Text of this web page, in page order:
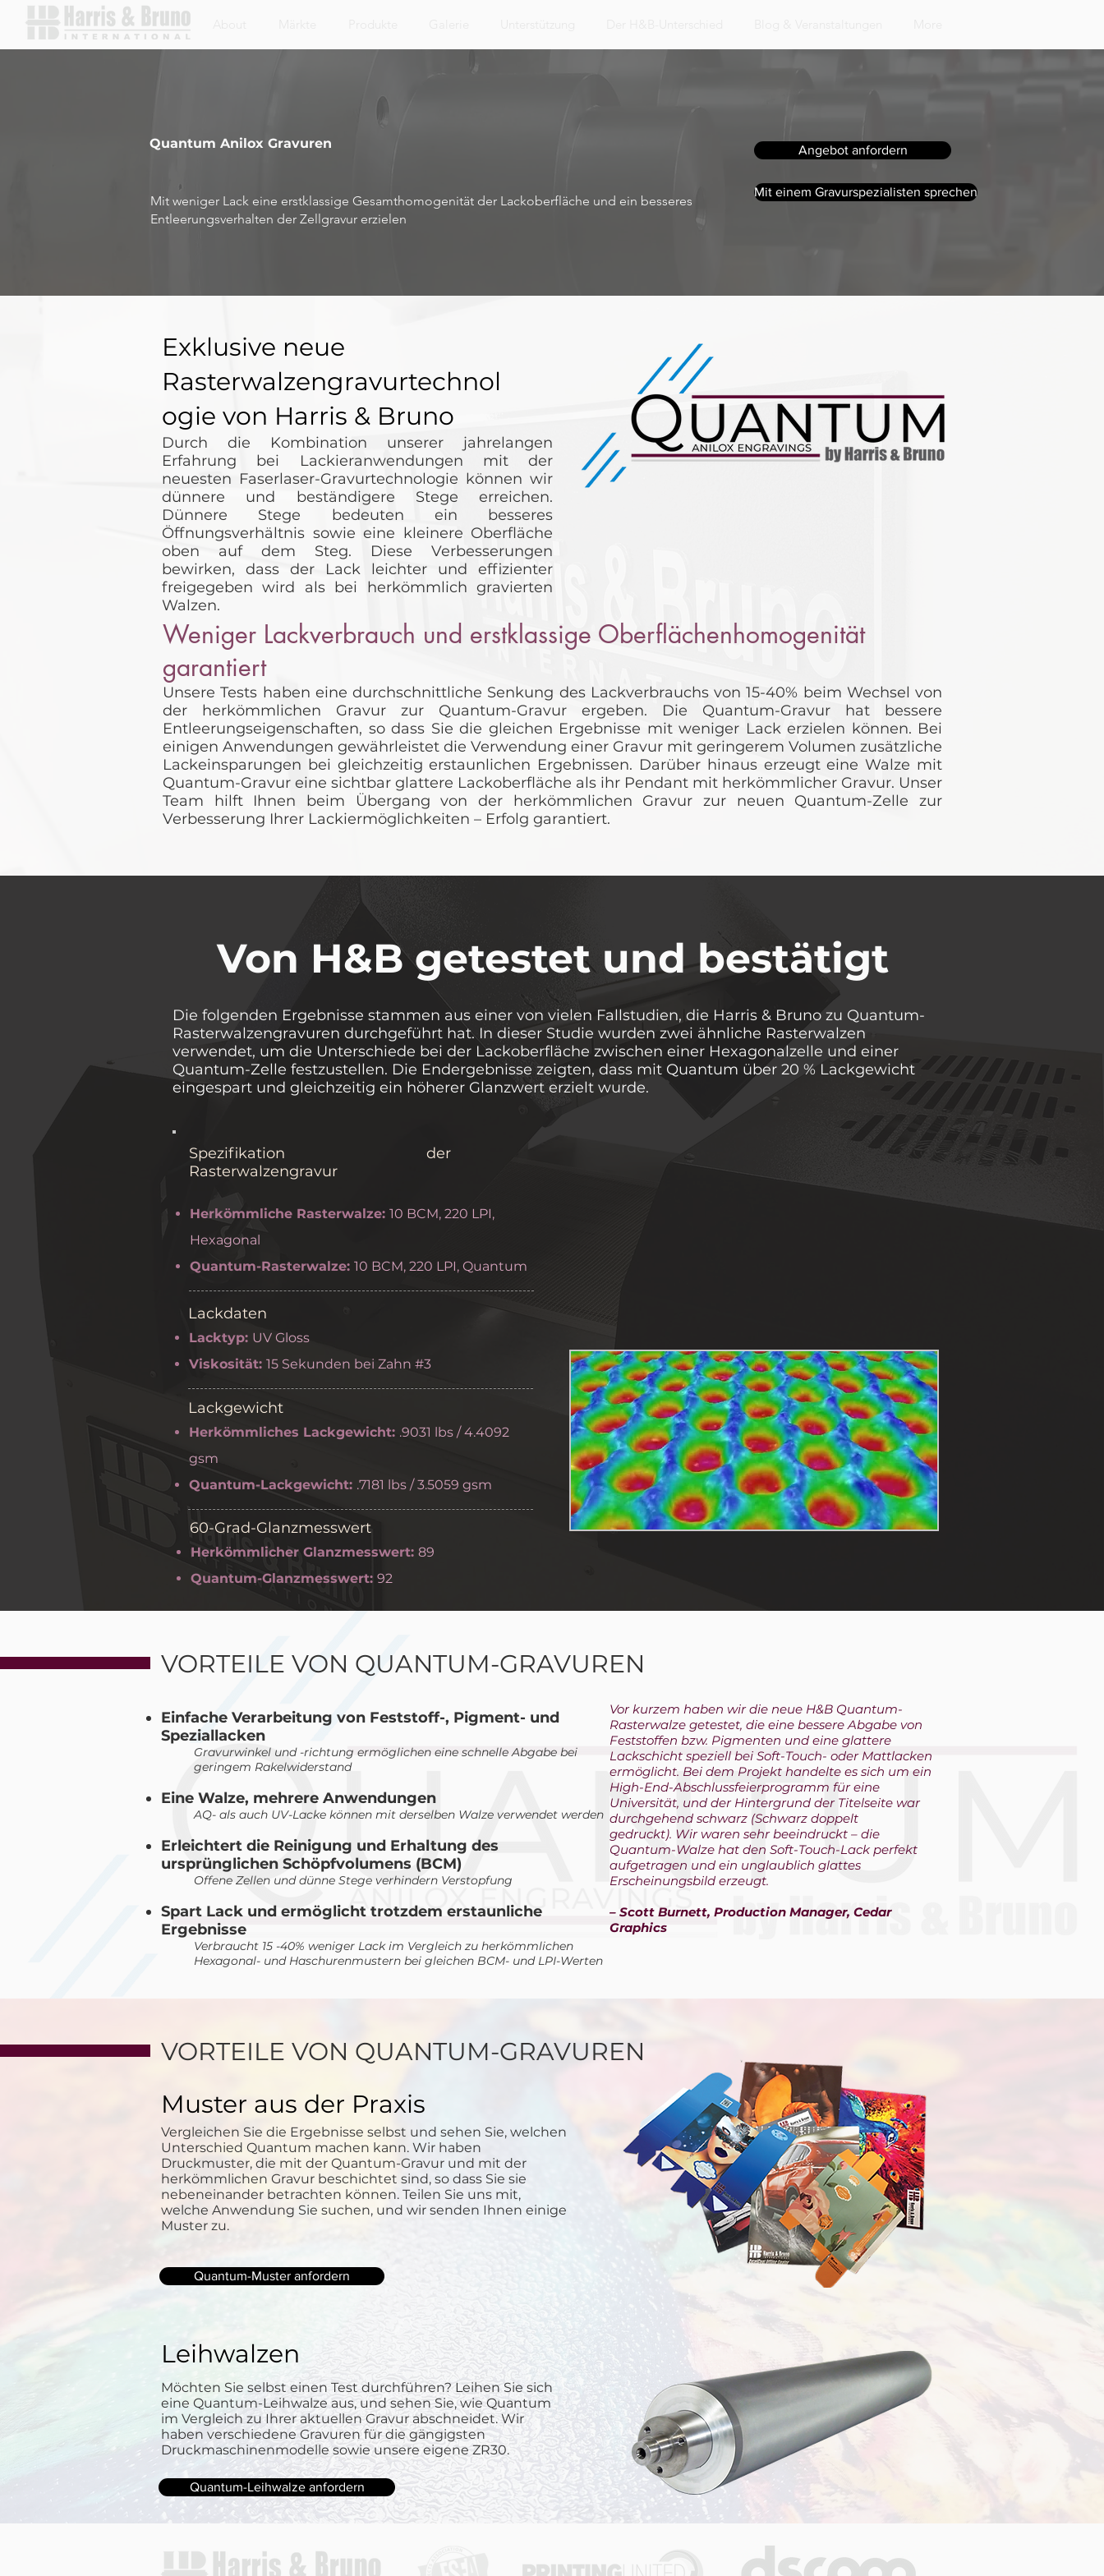
Mit weniger Lack eine erstklassige Gesamthomogenität der Lackoberfläche und ein besseres
Entleerungsverhalten der Zellgravur erzielen
Angebot anfordern
Mit einem Gravurspezialisten sprechen
Quantum Anilox Gravuren
Exklusive neue
Rasterwalzengravurtechnol
ogie von Harris & Bruno
Durch die Kombination unserer jahrelangen
Erfahrung bei Lackieranwendungen mit der
neuesten Faserlaser-Gravurtechnologie können wir
dünnere und beständigere Stege erreichen.
Dünnere Stege bedeuten ein besseres
Öffnungsverhältnis sowie eine kleinere Oberfläche
oben auf dem Steg. Diese Verbesserungen
bewirken, dass der Lack leichter und effizienter
freigegeben wird als bei herkömmlich gravierten
Walzen.
Weniger Lackverbrauch und erstklassige Oberflächenhomogenität
garantiert
Unsere Tests haben eine durchschnittliche Senkung des Lackverbrauchs von 15-40% beim Wechsel von
der herkömmlichen Gravur zur Quantum-Gravur ergeben. Die Quantum-Gravur hat bessere
Entleerungseigenschaften, so dass Sie die gleichen Ergebnisse mit weniger Lack erzielen können. Bei
einigen Anwendungen gewährleistet die Verwendung einer Gravur mit geringerem Volumen zusätzliche
Lackeinsparungen bei gleichzeitig erstaunlichen Ergebnissen. Darüber hinaus erzeugt eine Walze mit
Quantum-Gravur eine sichtbar glattere Lackoberfläche als ihr Pendant mit herkömmlicher Gravur. Unser
Team hilft Ihnen beim Übergang von der herkömmlichen Gravur zur neuen Quantum-Zelle zur
Verbesserung Ihrer Lackiermöglichkeiten – Erfolg garantiert.
Von H&B getestet und bestätigt
Die folgenden Ergebnisse stammen aus einer von vielen Fallstudien, die Harris & Bruno zu Quantum-
Rasterwalzengravuren durchgeführt hat. In dieser Studie wurden zwei ähnliche Rasterwalzen
verwendet, um die Unterschiede bei der Lackoberfläche zwischen einer Hexagonalzelle und einer
Quantum-Zelle festzustellen. Die Endergebnisse zeigten, dass mit Quantum über 20 % Lackgewicht
eingespart und gleichzeitig ein höherer Glanzwert erzielt wurde.
Spezifikation der
Rasterwalzengravur
Herkömmliche Rasterwalze: 10 BCM, 220 LPI,
Hexagonal
Quantum-Rasterwalze: 10 BCM, 220 LPI, Quantum
Lackdaten
Lacktyp: UV Gloss
Viskosität: 15 Sekunden bei Zahn #3
Lackgewicht
Herkömmliches Lackgewicht: .9031 lbs / 4.4092
gsm
Quantum-Lackgewicht: .7181 lbs / 3.5059 gsm
60-Grad-Glanzmesswert
Herkömmlicher Glanzmesswert: 89
Quantum-Glanzmesswert: 92
VORTEILE VON QUANTUM-GRAVUREN
Einfache Verarbeitung von Feststoff-, Pigment- und
Speziallacken
Gravurwinkel und -richtung ermöglichen eine schnelle Abgabe bei
geringem Rakelwiderstand
Eine Walze, mehrere Anwendungen
AQ- als auch UV-Lacke können mit derselben Walze verwendet werden
Erleichtert die Reinigung und Erhaltung des
ursprünglichen Schöpfvolumens (BCM)
Offene Zellen und dünne Stege verhindern Verstopfung
Spart Lack und ermöglicht trotzdem erstaunliche
Ergebnisse
Verbraucht 15 -40% weniger Lack im Vergleich zu herkömmlichen
Hexagonal- und Haschurenmustern bei gleichen BCM- und LPI-Werten
Vor kurzem haben wir die neue H&B Quantum-
Rasterwalze getestet, die eine bessere Abgabe von
Feststoffen bzw. Pigmenten und eine glattere
Lackschicht speziell bei Soft-Touch- oder Mattlacken
ermöglicht. Bei dem Projekt handelte es sich um ein
High-End-Abschlussfeierprogramm für eine
Universität, und der Hintergrund der Titelseite war
durchgehend schwarz (Schwarz doppelt
gedruckt). Wir waren sehr beeindruckt – die
Quantum-Walze hat den Soft-Touch-Lack perfekt
aufgetragen und ein unglaublich glattes
Erscheinungsbild erzeugt.
– Scott Burnett, Production Manager, Cedar
Graphics
VORTEILE VON QUANTUM-GRAVUREN
Muster aus der Praxis
Vergleichen Sie die Ergebnisse selbst und sehen Sie, welchen
Unterschied Quantum machen kann. Wir haben
Druckmuster, die mit der Quantum-Gravur und mit der
herkömmlichen Gravur beschichtet sind, so dass Sie sie
nebeneinander betrachten können. Teilen Sie uns mit,
welche Anwendung Sie suchen, und wir senden Ihnen einige
Muster zu.
Quantum-Muster anfordern
Leihwalzen
Möchten Sie selbst einen Test durchführen? Leihen Sie sich
eine Quantum-Leihwalze aus, und sehen Sie, wie Quantum
im Vergleich zu Ihrer aktuellen Gravur abschneidet. Wir
haben verschiedene Gravuren für die gängigsten
Druckmaschinenmodelle sowie unsere eigene ZR30.
Quantum-Leihwalze anfordern